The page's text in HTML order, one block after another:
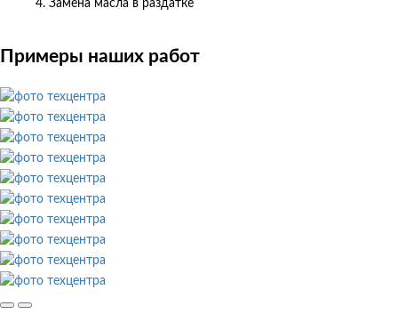
Замена масла в раздатке
Примеры наших работ